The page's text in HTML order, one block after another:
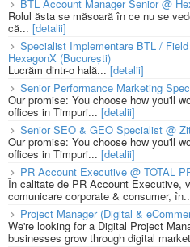
BTL Account Manager Senior @
Rolul ăsta se măsoară în ce nu se
că... [detalii]
Specialist Implementare BTL /
HexagonX (București)
Lucrăm dintr-o hală...[detalii]
Senior Performance Marketing
Our promise: You choose how you'll
offices in Timpuri... [detalii]
Senior SEO & GEO Specialist @
Our promise: You choose how you'll
offices in Timpuri... [detalii]
PR Account Executive @ TOTAL
În calitate de PR Account Executive,
comunicare corporate & consumer,
Project Manager (Digital &
We're looking for a Digital Project
businesses grow through digital